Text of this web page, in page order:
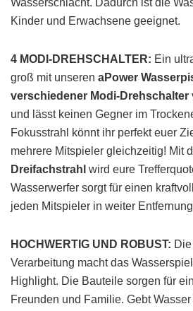
Wasserschlacht. Dadurch ist die
Kinder und Erwachsene geeignet.
4 MODI-DREHSCHALTER: Ein
groß mit unseren aPower
verschiedener Modi-Drehschalter
und lässt keinen Gegner im
Fokusstrahl könnt ihr perfekt euer
mehrere Mitspieler gleichzeitig! Mit
Dreifachstrahl wird eure
Wasserwerfer sorgt für einen
jeden Mitspieler in weiter
HOCHWERTIG UND ROBUST:
Verarbeitung macht das
Highlight. Die Bauteile sorgen für
Freunden und Familie. Gebt